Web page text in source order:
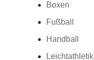
Boxen
Fußball
Handball
Leichtathletik